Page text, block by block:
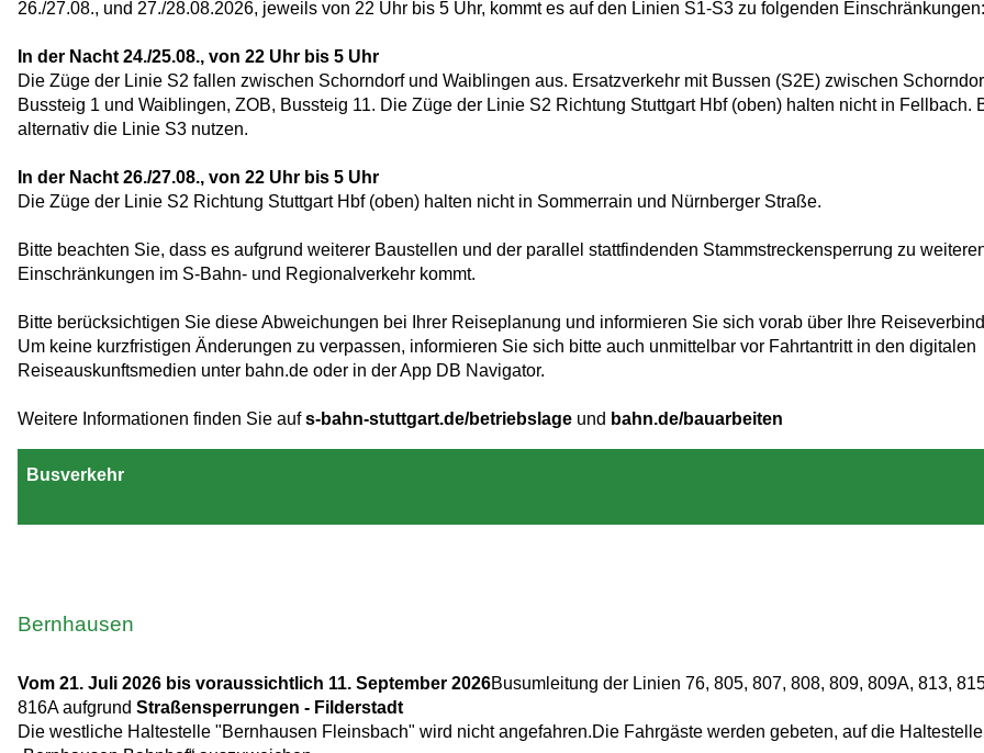
26./27.08., und 27./28.08.2026, jeweils von 22 Uhr bis 5 Uhr, kommt es auf den Linien S1-S3 zu folgenden Einschränkungen:
In der Nacht 24./25.08., von 22 Uhr bis 5 Uhr
Die Züge der Linie S2 fallen zwischen Schorndorf und Waiblingen aus. Ersatzverkehr mit Bussen (S2E) zwischen
Bussteig 1 und Waiblingen, ZOB, Bussteig 11. Die Züge der Linie S2 Richtung Stuttgart Hbf (oben) halten nicht in Fellbach.
alternativ die Linie S3 nutzen.
In der Nacht 26./27.08., von 22 Uhr bis 5 Uhr
Die Züge der Linie S2 Richtung Stuttgart Hbf (oben) halten nicht in Sommerrain und Nürnberger Straße.
Bitte beachten Sie, dass es aufgrund weiterer Baustellen und der parallel stattfindenden Stammstreckensperrung zu
Einschränkungen im S-Bahn- und Regionalverkehr kommt.
Bitte berücksichtigen Sie diese Abweichungen bei Ihrer Reiseplanung und informieren Sie sich vorab über Ihre
Um keine kurzfristigen Änderungen zu verpassen, informieren Sie sich bitte auch unmittelbar vor Fahrtantritt in den digitalen
Reiseauskunftsmedien unter bahn.de oder in der App DB Navigator.
Weitere Informationen finden Sie aufs-bahn-stuttgart.de/betriebslage und bahn.de/bauarbeiten
Busverkehr
Bernhausen
Vom 21. Juli 2026 bis voraussichtlich 11. September 2026Busumleitung der Linien 76, 805, 807, 808, 809, 809A, 813,
816A aufgrund Straßensperrungen - Filderstadt
Die westliche Haltestelle "Bernhausen Fleinsbach" wird nicht angefahren.Die Fahrgäste werden gebeten, auf die Haltestelle